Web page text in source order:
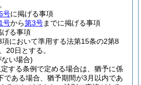
号に掲げる事項
号から第3号までに掲げる事項
げる事項
において準用する法第15条の2第8
20日とする。
い場合)
する条例で定める場合は、猶予に係
である場合、猶予期間が3月以内であ